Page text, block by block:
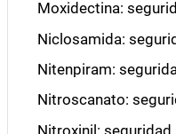
Moxidectina:
Niclosamida:
Nitenpiram:
Nitroscanato:
Nitroxinil: seguridad